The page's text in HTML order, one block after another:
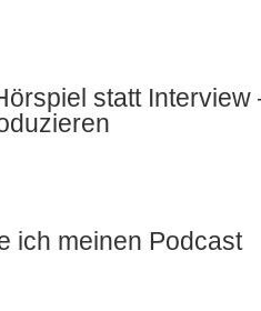
statt
ich meinen Podcast